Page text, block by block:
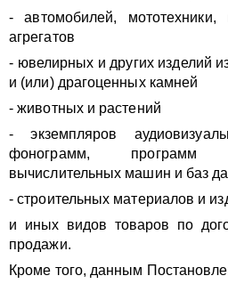
- автомобилей,
агрегатов
- ювелирных и других изделий
и (или) драгоценных камней
- животных и растений
- экземпляров
фонограмм, программ
вычислительных машин и баз
- строительных материалов и
и иных видов товаров по
продажи.
Кроме того, данным